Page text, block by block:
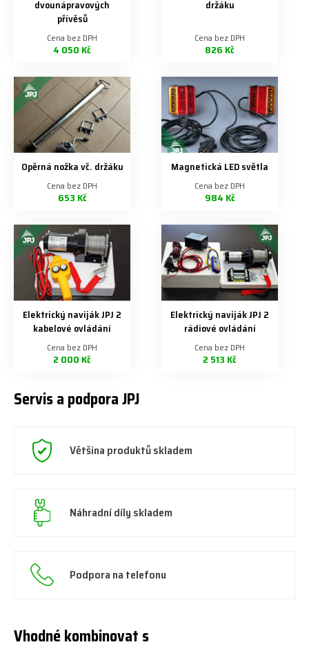
dvounápravových
přívěsů
Cena bez DPH
4 050 Kč
držáku
Cena bez DPH
826 Kč
Opěrná nožka vč. držáku
Cena bez DPH
653 Kč
Magnetická LED světla
Cena bez DPH
984 Kč
Elektrický naviják JPJ 2
kabelové ovládání
Cena bez DPH
2 000 Kč
Elektrický naviják JPJ 2
rádiové ovládání
Cena bez DPH
2 513 Kč
Servis a podpora JPJ
Většina produktů skladem
Náhradní díly skladem
Podpora na telefonu
Vhodné kombinovat s